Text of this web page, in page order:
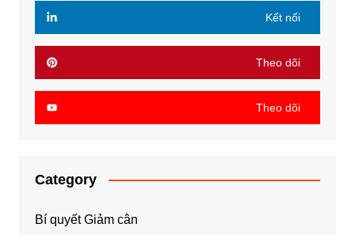
Kết nối
Theo dõi
Theo dõi
Category
Bí quyết Giảm cân